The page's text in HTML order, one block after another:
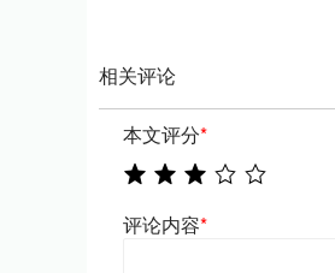
相关评论
本文评分*
评论内容*